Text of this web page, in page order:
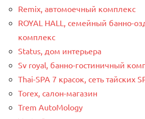
Remix, автомоечный комплекс
ROYAL HALL, семейный банно-
комплекс
Status, дом интерьера
Sv royal, банно-гостиничный
Thai-SPA 7 красок, сеть тайских
Torex, салон-магазин
Trem AutoMology